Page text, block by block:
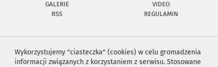
GALERIE
VIDEO
RSS
REGULAMIN
Wykorzystujemy "ciasteczka" (cookies) w celu gromadzenia
informacji związanych z korzystaniem z serwisu. Stosowane